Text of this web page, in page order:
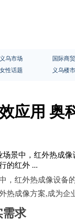
义乌市场 国际商贸
女性话题 义乌楼市
应用 奥
景中，红外热成
的红外 ...
，红外热成像设备
热成像方案,成为企
需求